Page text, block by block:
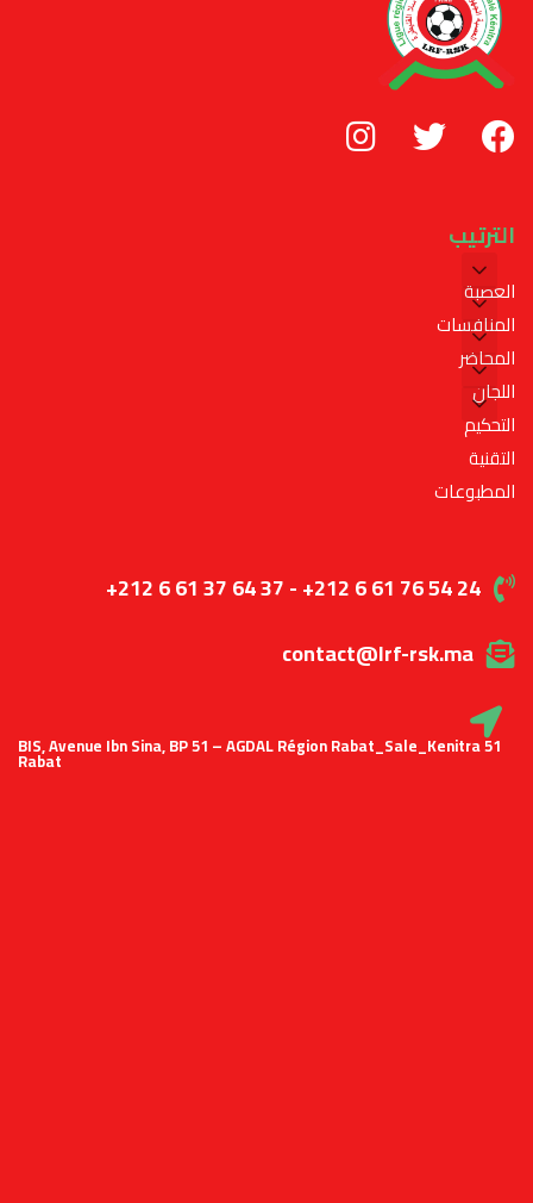
الترتيب
العصبة
المنافسات
المحاضر
اللجان
التحكيم
التقنية
المطبوعات
+212 6 61 37 64 37 - +212 6 61 76 54 24
contact@lrf-rsk.ma
51 BIS, Avenue Ibn Sina, BP 51 – AGDAL Région Rabat_Sale_Kenitra
Rabat